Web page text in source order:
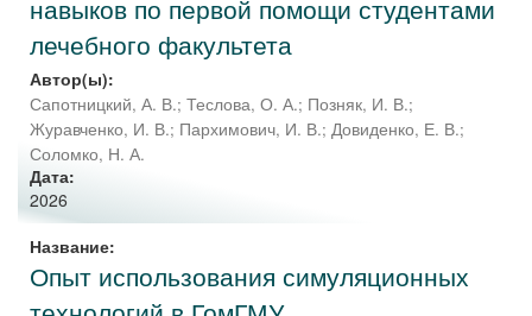
навыков по первой помощи студентами
лечебного факультета
Автор(ы):
Сапотницкий, А. В.; Теслова, О. А.; Позняк, И. В.;
Журавченко, И. В.; Пархимович, И. В.; Довиденко, Е. В.;
Соломко, Н. А.
Дата:
2026
Название:
Опыт использования симуляционных